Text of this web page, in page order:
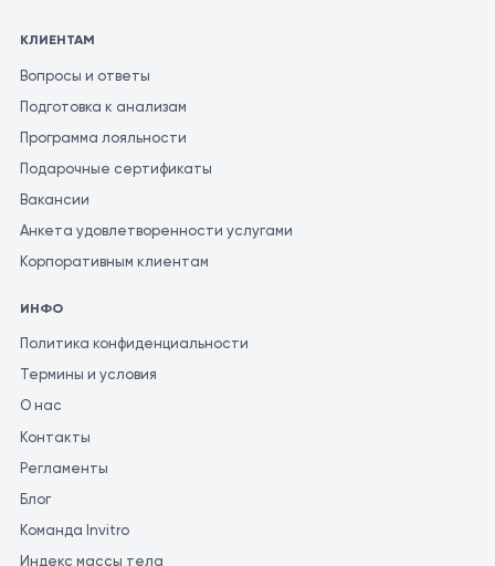
КЛИЕНТАМ
Вопросы и ответы
Подготовка к анализам
Программа лояльности
Подарочные сертификаты
Вакансии
Анкета удовлетворенности услугами
Корпоративным клиентам
ИНФО
Политика конфиденциальности
Термины и условия
О нас
Контакты
Регламенты
Блог
Команда Invitro
Индекс массы тела